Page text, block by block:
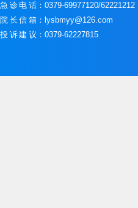
急诊电话 ：0379-69977120/62221212
院长信箱 ：lysbmyy@126.com
投诉建议 ：0379-62227815